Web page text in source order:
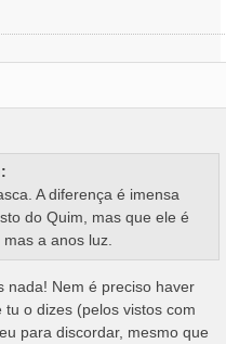
A diferença é imensa
do Quim, mas que ele é
a anos luz.
nada! Nem é preciso haver
o dizes (pelos vistos com
para discordar, mesmo que